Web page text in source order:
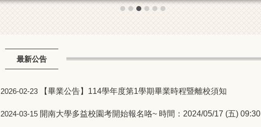
最新公告
2026-02-23 【畢業公告】114學年度第1學期畢業時程暨離校須知
2024-03-15 開南大學多益校園考開始報名咯~ 時間：2024/05/17 (五) 09:30